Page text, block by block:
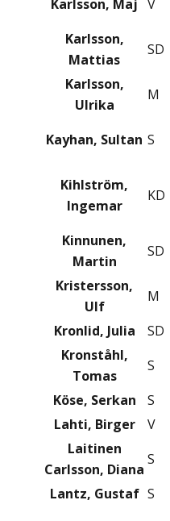
Karlsson, Maj V
Karlsson,
Mattias
SD
Karlsson,
Ulrika
M
Kayhan, Sultan S
Kihlström,
Ingemar
KD
Kinnunen,
Martin
SD
Kristersson,
Ulf
M
Kronlid, Julia
SD
Kronståhl,
Tomas
S
Köse, Serkan
S
Lahti, Birger
V
Laitinen
Carlsson, Diana
S
Lantz, Gustaf S